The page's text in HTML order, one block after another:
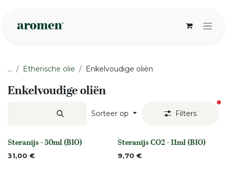
... Etherische olie Enkelvoudige oliën
Enkelvoudige oliën
Sorteer op Filters
None
Steranijs - 50ml (BIO)
31,00 € None
Steranijs CO2 - 11ml (BIO)
9,70 €